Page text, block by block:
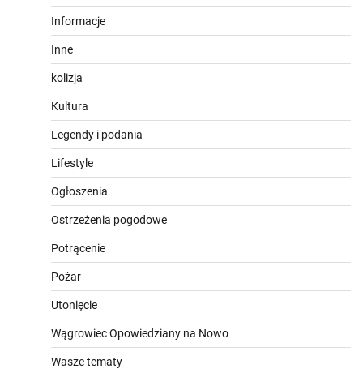
Informacje
Inne
kolizja
Kultura
Legendy i podania
Lifestyle
Ogłoszenia
Ostrzeżenia pogodowe
Potrącenie
Pożar
Utonięcie
Wągrowiec Opowiedziany na Nowo
Wasze tematy